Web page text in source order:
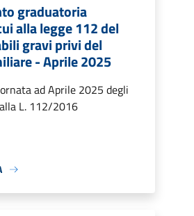
graduatoria
alla legge 112 del
gravi privi del
- Aprile 2025
ad Aprile 2025 degli
L. 112/2016